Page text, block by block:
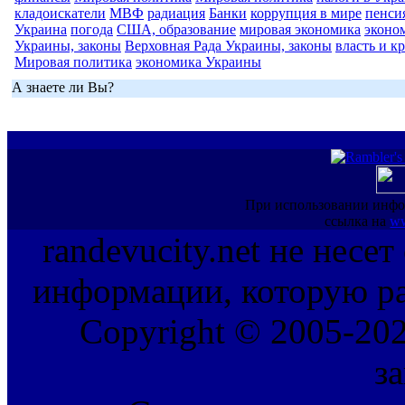
кладоискатели МВФ радиация Банки коррупция в мире
Украина погода США, образование мировая экономика
Украины, законы Верховная Рада Украины, законы власть и
Мировая политика экономика Украины
А знаете ли Вы?
При использовании
ссылка на
randevucity.net не несет
информации, которую
Copyright © 2005-